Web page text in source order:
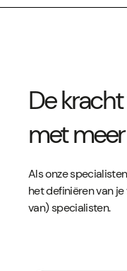
De
met
Als onze
het definiëren van
van) specialisten.